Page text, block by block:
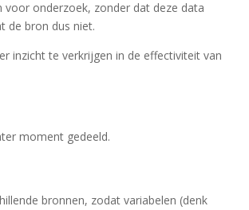
voor onderzoek, zonder dat deze data
de bron dus niet.
inzicht te verkrijgen in de effectiviteit van
moment gedeeld.
bronnen, zodat variabelen (denk